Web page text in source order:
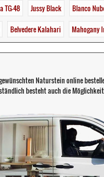
TG-48 Jussy Black Blanco
Belvedere Kalahari Mahogany
Naturstein online
besteht auch die